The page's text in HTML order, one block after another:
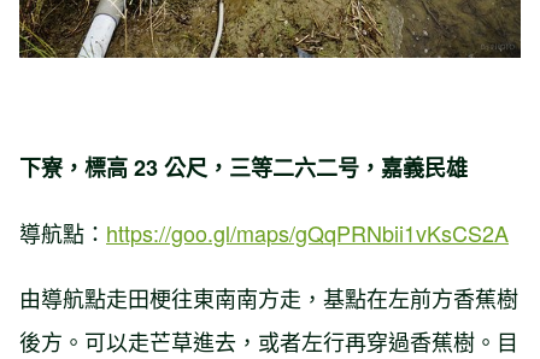
下寮，標高 23 公尺，三等二六二号，嘉義民雄
導航點： https://goo.gl/maps/gQqPRNbii1vKsCS2A
由導航點走田梗往東南南方走，基點在左前方香蕉樹
後方。可以走芒草進去，或者左行再穿過香蕉樹。目